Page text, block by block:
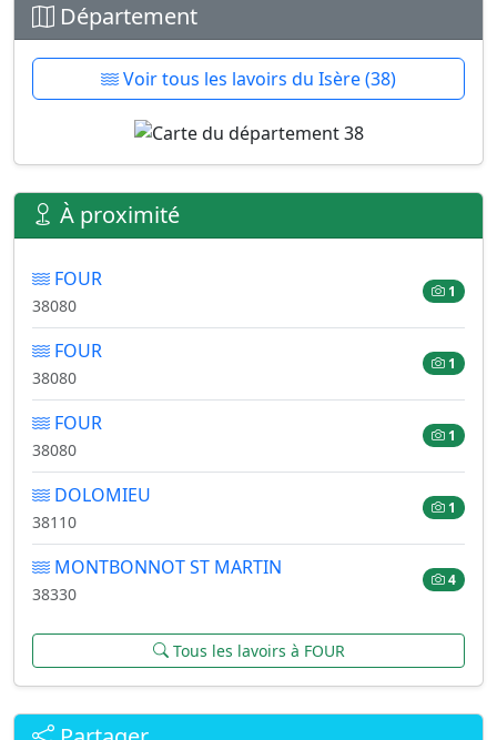
Département
Voir tous les lavoirs du Isère (38)
À proximité
FOUR
38080
1
FOUR
38080
1
FOUR
38080
1
DOLOMIEU
38110
1
MONTBONNOT ST MARTIN
38330
4
Tous les lavoirs à FOUR